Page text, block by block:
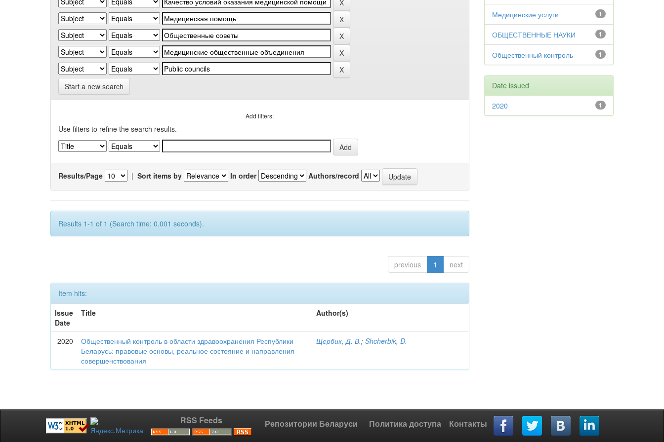
Start a new search
Add filters:
Use filters to refine the search results.
Results/Page | Sort items by In order Authors/record
Results 1-1 of 1 (Search time: 0.001 seconds).
previous 1 next
Item hits:
Issue
Date
Title Author(s)
2020
Общественный контроль в области здравоохранения Республики
Беларусь: правовые основы, реальное состояние и направления
совершенствования
Щербик, Д. В.;Shcherbik, D.
1
Медицинские услуги
1
ОБЩЕСТВЕННЫЕ НАУКИ
1
Общественный контроль
Date issued
1
2020
RSS Feeds Репозитории Беларуси Политика доступа Контакты